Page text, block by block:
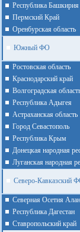
Республика Башкирия
Пермский Край
Оренбурская область
Южный ФО
Ростовская область
Краснодарский край
Волгоградская
Республика Адыгея
Астраханская область
Город Севастополь
Республика Крым
Донецкая народная
Луганская народная
Северо-Кавказский
Северная Осетия
Республика Дагестан
Ставропольский край